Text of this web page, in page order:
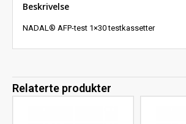
Beskrivelse
NADAL® AFP-test 1×30 testkassetter
Relaterte produkter